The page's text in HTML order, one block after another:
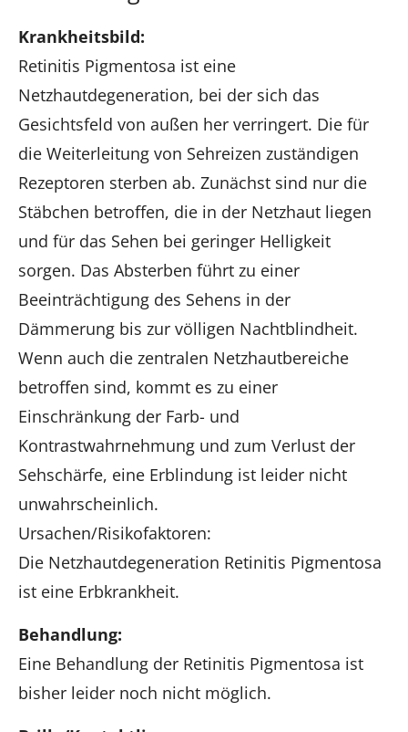
Krankheitsbild:
Retinitis Pigmentosa ist eine
Netzhautdegeneration, bei der sich das
Gesichtsfeld von außen her verringert. Die für
die Weiterleitung von Sehreizen zuständigen
Rezeptoren sterben ab. Zunächst sind nur die
Stäbchen betroffen, die in der Netzhaut liegen
und für das Sehen bei geringer Helligkeit
sorgen. Das Absterben führt zu einer
Beeinträchtigung des Sehens in der
Dämmerung bis zur völligen Nachtblindheit.
Wenn auch die zentralen Netzhautbereiche
betroffen sind, kommt es zu einer
Einschränkung der Farb- und
Kontrastwahrnehmung und zum Verlust der
Sehschärfe, eine Erblindung ist leider nicht
unwahrscheinlich.
Ursachen/Risikofaktoren:
Die Netzhautdegeneration Retinitis Pigmentosa
ist eine Erbkrankheit.
Behandlung:
Eine Behandlung der Retinitis Pigmentosa ist
bisher leider noch nicht möglich.